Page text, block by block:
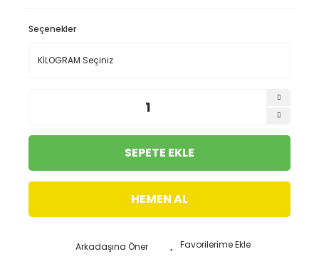
Seçenekler
SEPETE EKLE
HEMEN AL
Arkadaşına Öner